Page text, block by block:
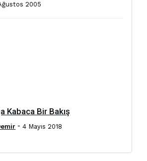
2005
Kabaca Bir Bakış
- 4 Mayıs 2018